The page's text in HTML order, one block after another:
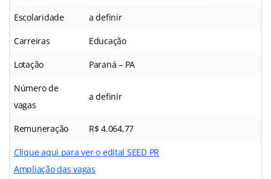
Escolaridade a definir
Carreiras Educação
Lotação Paraná – PA
Número de
vagas
a definir
Remuneração R$ 4.064,77
Clique aqui para ver o edital SEED PR
Ampliação das vagas